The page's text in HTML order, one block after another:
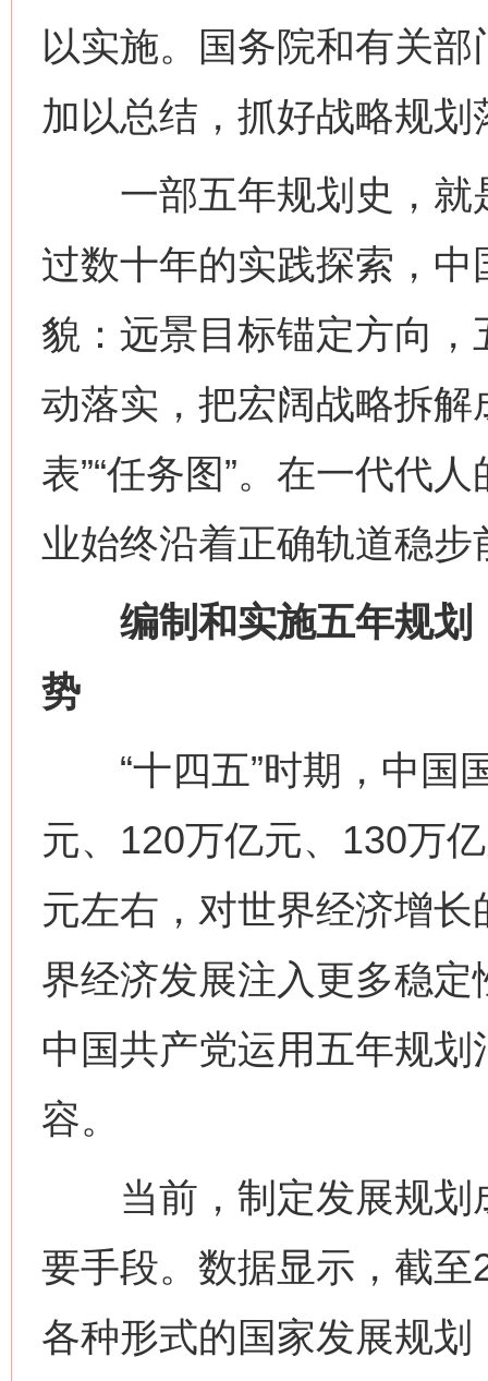
以实施。国务院和有关
加以总结，抓好战略规划
一部五年规划史，就
过数十年的实践探索，
貌：远景目标锚定方向
动落实，把宏阔战略拆解
表”“任务图”。在一代代
业始终沿着正确轨道稳步
编制和实施五年规划
势
“十四五”时期，中国
元、120万亿元、130万
元左右，对世界经济增
界经济发展注入更多稳
中国共产党运用五年规
容。
当前，制定发展规划
要手段。数据显示，截
各种形式的国家发展规